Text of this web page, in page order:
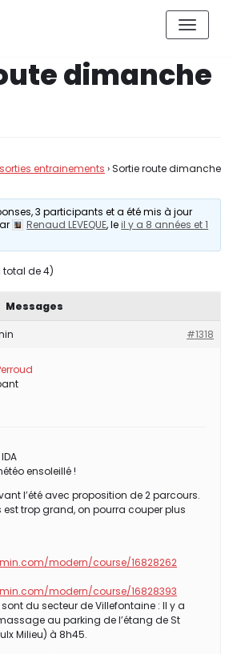
dimanche
entrainements ›Sortie route dimanche
3 participants et a été mis à jour
Renaud LEVEQUE, leil y a 8 années et 1
total de 4)
Messages
#1318
ensoleillé !
l’été avec proposition de 2 parcours.
trop grand, on pourra couper plus
modern/course/16828262
modern/course/16828393
du secteur de Villefontaine : Il y a
au parking de l’étang de St
Milieu) à 8h45.